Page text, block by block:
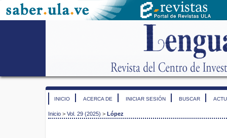
INICIO ACERCA DE INICIAR SESIÓN BUSCAR
Inicio > Vol. 29 (2025) > López